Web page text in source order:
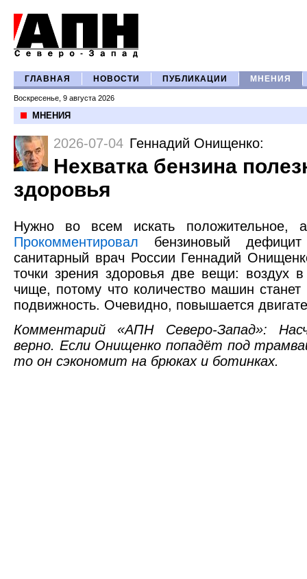
ГЛАВНАЯ НОВОСТИ ПУБЛИКАЦИИ МНЕНИЯ
Воскресенье, 9 августа 2026
МНЕНИЯ
2026-07-04 Геннадий Онищенко:
Нехватка бензина
здоровья
Нужно во всем искать положительное,
Прокомментировал бензиновый
санитарный врач России Геннадий
точки зрения здоровья две вещи: воздух
чище, потому что количество машин
подвижность. Очевидно, повышается
Комментарий «АПН Северо-Запад»:
верно. Если Онищенко попадёт под
то он сэкономит на брюках и ботинках.